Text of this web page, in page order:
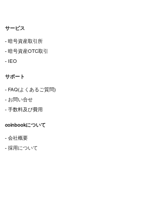
サービス
- 暗号資産取引所
- 暗号資産OTC取引
- IEO
サポート
- FAQ(よくあるご質問)
- お問い合せ
- 手数料及び費用
coinbookについて
- 会社概要
- 採用について